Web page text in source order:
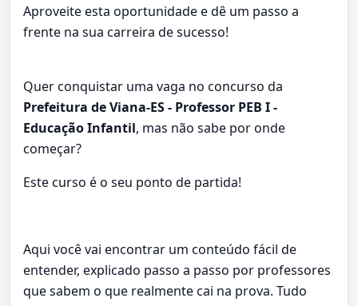
Aproveite esta oportunidade e dê um passo a
frente na sua carreira de sucesso!
Quer conquistar uma vaga no concurso da
Prefeitura de Viana-ES - Professor PEB I -
Educação Infantil, mas não sabe por onde
começar?
Este curso é o seu ponto de partida!
Aqui você vai encontrar um conteúdo fácil de
entender, explicado passo a passo por professores
que sabem o que realmente cai na prova. Tudo